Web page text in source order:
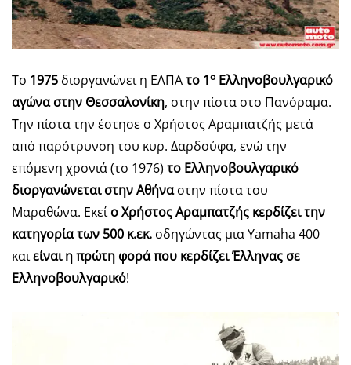
Το 1975 διοργανώνει η ΕΛΠΑτο 1ο Ελληνοβουλγαρικό
αγώνα στην Θεσσαλονίκη, στην πίστα στο Πανόραμα.
Την πίστα την έστησε ο Χρήστος Αραμπατζής μετά
από παρότρυνση του κυρ. Δαρδούφα, ενώ την
επόμενη χρονιά (το 1976) το Ελληνοβουλγαρικό
διοργανώνεται στην Αθήναστην πίστα του
Μαραθώνα. Εκείο Χρήστος Αραμπατζής κερδίζει την
κατηγορία των 500 κ.εκ. οδηγώντας μια Yamaha 400
καιείναι η πρώτη φορά που κερδίζει Έλληνας σε
Ελληνοβουλγαρικό!